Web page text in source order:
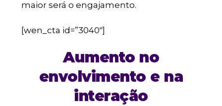
maior será o engajamento.
[wen_cta id=”3040″]
Aumento no
envolvimento e na
interação